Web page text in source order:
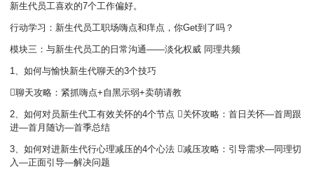
新生代员工喜欢的7个工作偏好。
行动学习：新生代员工职场嗨点和痒点，你Get到了吗？
模块三：与新生代员工的日常沟通——淡化权威 同理共频
1、如何与愉快新生代聊天的3个技巧
聊天攻略：紧抓嗨点+自黑示弱+卖萌请教
2、如何对员新生代工有效关怀的4个节点 关怀攻略：首日关怀—首周跟
进—首月随访—首季总结
3、如何对进新生代行心理减压的4个心法 减压攻略：引导需求—同理切
入—正面引导—解决问题